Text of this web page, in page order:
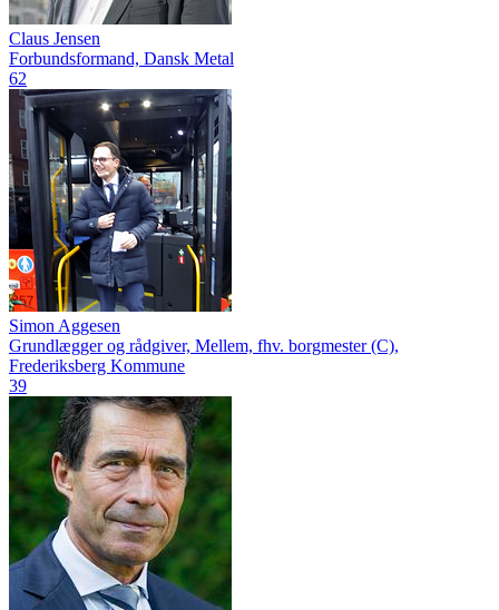
Claus Jensen
Forbundsformand, Dansk Metal
62
Simon Aggesen
Grundlægger og rådgiver, Mellem, fhv. borgmester (C),
Frederiksberg Kommune
39